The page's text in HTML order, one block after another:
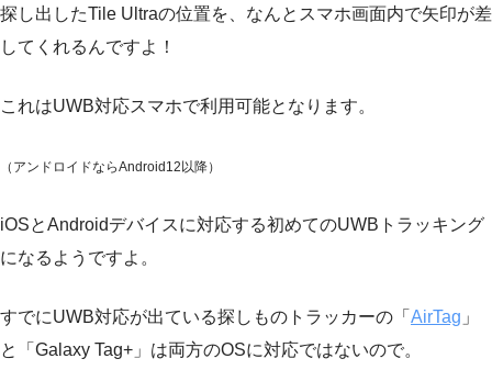
探し出したTile Ultraの位置を、なんとスマホ画面内で矢印が差
してくれるんですよ！
これはUWB対応スマホで利用可能となります。
（アンドロイドならAndroid12以降）
iOSとAndroidデバイスに対応する初めてのUWBトラッキング
になるようですよ。
すでにUWB対応が出ている探しものトラッカーの「 AirTag 」
と「Galaxy Tag+」は両方のOSに対応ではないので。